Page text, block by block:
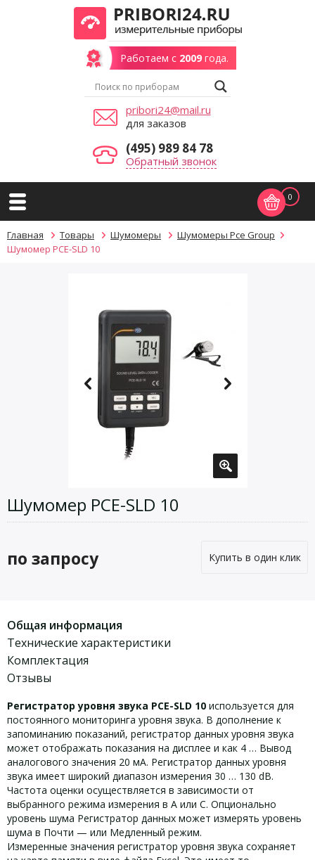
Работаем с 2009года.
pribori24@mail.ru
для заказов
(495) 989 84 78
Обратный звонок
0
Главная Товары Шумомеры
Шумомеры Pce Group
Шумомер PCE-SLD 10
Шумомер PCE-SLD 10
по запросу Купить в один клик
Общая информация
Технические характеристики
Комплектация
Отзывы
Регистратор уровня звука PCE-SLD 10 используется для
постоянного мониторинга уровня звука. В дополнение к
запоминанию показаний, регистратор данных уровня звука
может отображать показания на дисплее и как 4 … Вывод
аналогового значения 20 мА. Регистратор данных уровня
звука имеет широкий диапазон измерения 30 … 130 dB.
Частота оценки осуществляется в зависимости от
выбранного режима измерения в A или C. Опционально
уровень шума Регистратор данных может измерять уровень
шума в Почти — или Медленный режим.
Измеренные значения регистратор уровня звука сохраняет